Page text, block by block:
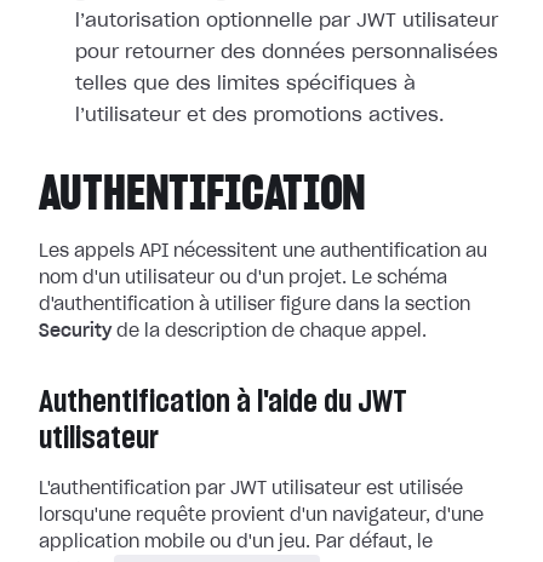
l’autorisation optionnelle par JWT utilisateur
pour retourner des données personnalisées
telles que des limites spécifiques à
l’utilisateur et des promotions actives.
AUTHENTIFICATION
Les appels API nécessitent une authentification au
nom d'un utilisateur ou d'un projet. Le schéma
d'authentification à utiliser figure dans la section
Securityde la description de chaque appel.
Authentification à l'aide du JWT
utilisateur
L'authentification par JWT utilisateur est utilisée
lorsqu'une requête provient d'un navigateur, d'une
application mobile ou d'un jeu. Par défaut, le